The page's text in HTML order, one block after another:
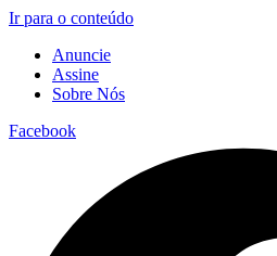
Ir para o conteúdo
Anuncie
Assine
Sobre Nós
Facebook